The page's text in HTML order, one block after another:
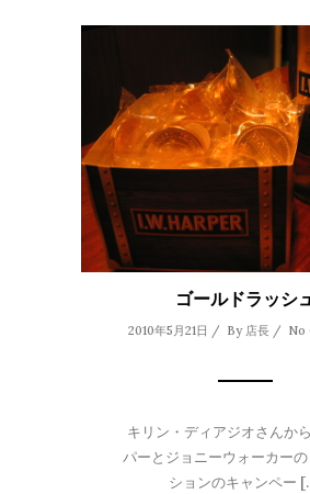
ゴールドラッシ
2010年5月21日 / By 店長 / No
キリン・ディアジオさんか
パーとジョニーウォーカー
ションのキャンペー